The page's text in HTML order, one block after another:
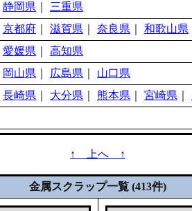
静岡県
三重県
京都府 滋賀県 奈良県
和歌山県
愛媛県
高知県
岡山県 広島県
山口県
長崎県 大分県 熊本県 宮崎県
↑ 上へ ↑
金属スクラップ一覧 (413件)